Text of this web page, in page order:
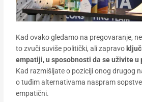
Kad ovako gledamo na pregovaranje,
to zvuči suviše politički, ali zapravo
empatiji, u sposobnosti da se uživite u
Kad razmišljate o poziciji onog drugog
o tuđim alternativama naspram
empatični.